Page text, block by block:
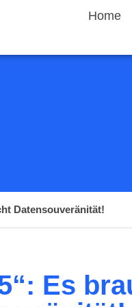
Home
Datensouveränität!
Es